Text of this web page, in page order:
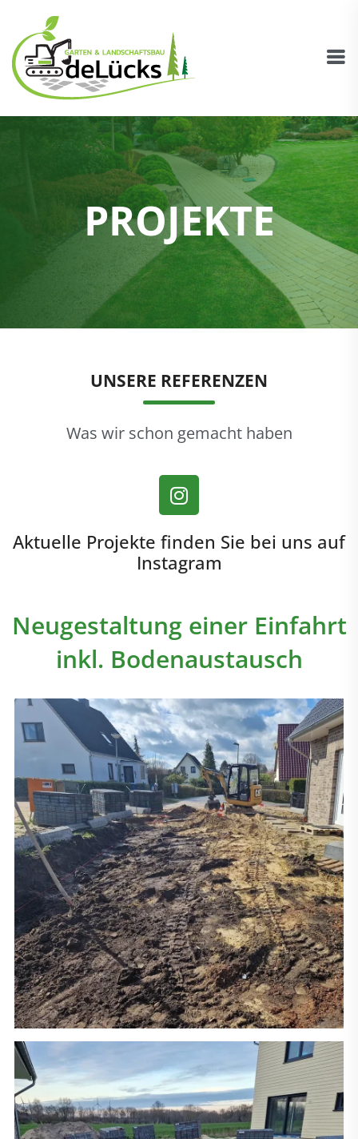
PROJEKTE
UNSERE REFERENZEN
Was wir schon gemacht haben
Aktuelle Projekte finden Sie bei uns auf
Instagram
Neugestaltung einer Einfahrt
inkl. Bodenaustausch